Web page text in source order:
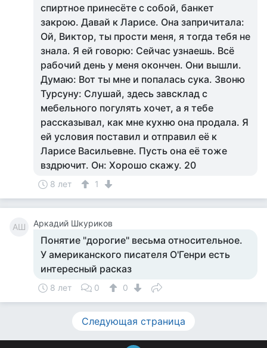
спиртное принесёте с собой, банкет
закрою. Давай к Ларисе. Она запричитала:
Ой, Виктор, ты прости меня, я тогда тебя не
знала. Я ей говорю: Сейчас узнаешь. Всё
рабочий день у меня окончен. Они вышли.
Думаю: Вот ты мне и попалась сука. Звоню
Турсуну: Слушай, здесь завсклад с
мебельного погулять хочет, а я тебе
рассказывал, как мне кухню она продала. Я
ей условия поставил и отправил её к
Ларисе Васильевне. Пусть она её тоже
вздрючит. Он: Хорошо скажу. 20
8 лет 1
АШ Аркадий Шкуриков
Понятие "дорогие" весьма относительное.
У американского писателя О'Генри есть
интересный расказ
8 лет 0 0
Следующая страница